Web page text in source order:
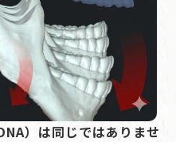
）は同じではありませ